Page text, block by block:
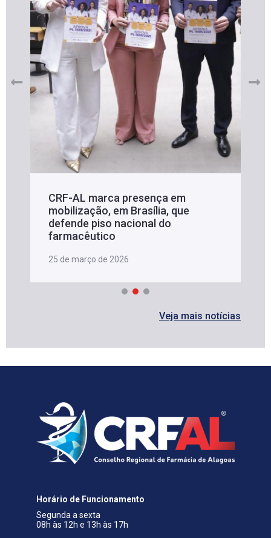
CRF-AL marca presença em
mobilização, em Brasília, que
defende piso nacional do
farmacêutico
25 de março de 2026
Veja mais notícias
Horário de Funcionamento
Segunda a sexta
08h às 12h e 13h às 17h